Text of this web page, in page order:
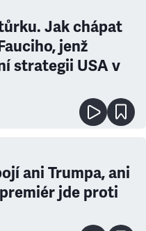
Jak chápat
jenž
strategii USA v
ani Trumpa, ani
jde proti